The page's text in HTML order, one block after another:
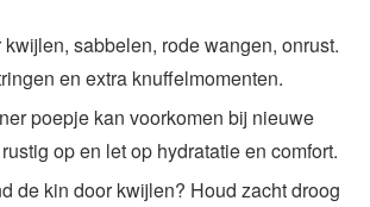
sabbelen, rode wangen, onrust.
en extra knuffelmomenten.
poepje kan voorkomen bij nieuwe
op en let op hydratatie en comfort.
de kin door kwijlen? Houd zacht droog